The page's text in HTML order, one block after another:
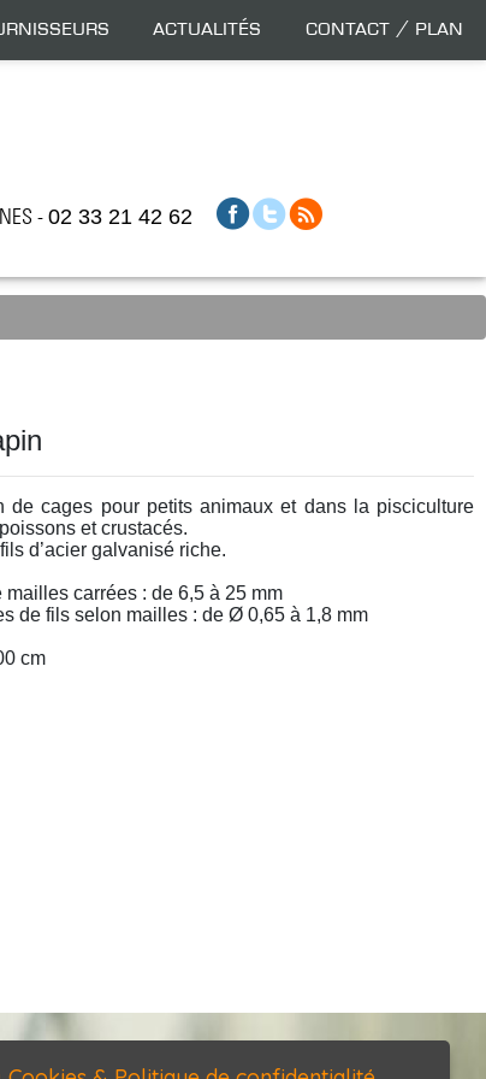
- 02 33 21 42 62
Actualités Contact / Plan
de cages pour petits animaux et dans la pisciculture
et crustacés.
d’acier galvanisé riche.
mailles carrées : de 6,5 à 25 mm
de fils selon mailles : de Ø 0,65 à 1,8 mm
cm